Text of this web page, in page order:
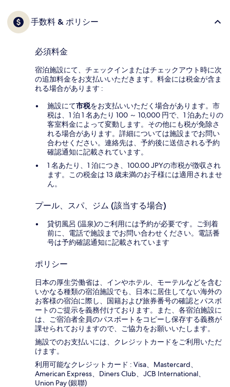
手数料 & ポリシー
必須料金
宿泊施設にて、チェックインまたはチェックアウト時に次
の追加料金をお支払いいただきます。料金には税金が含ま
れる場合があります :
施設にて市税をお支払いいただく場合があります。市
税は、1 泊 1 名あたり 100 ～ 10,000 円で、1 泊あたりの
客室料金によって変動します。その他にも税が免除さ
れる場合があります。詳細については施設までお問い
合わせください。連絡先は、予約後に送信される予約
確認通知に記載されています。
1 名あたり、1 泊につき、100.00 JPYの市税が徴収され
ます。この税金は 13 歳未満のお子様には適用されませ
ん。
プール、スパ、ジム (該当する場合)
貸切風呂 (温泉)のご利用には予約が必要です。ご到着
前に、電話で施設までお問い合わせください。電話番
号は予約確認通知に記載されています
ポリシー
日本の厚生労働省は、インやホテル、モーテルなどを含む
いかなる種類の宿泊施設でも、日本に​居住してない海外の
お客様の宿泊に際し、国籍および旅券番号の確認とパスポ
ートのご提示を義務付け​ております。また、各宿泊施設に
は、ご宿泊者全員のパスポートをコピーし保存する義務が
課せられておりますの​で、ご協力をお願いいたします。
施設でのお支払いには、クレジットカードをご利用いただ
けます。
利用可能なクレジットカード : Visa、Mastercard、
American Express、Diners Club、JCB International、
Union Pay (銀聯)